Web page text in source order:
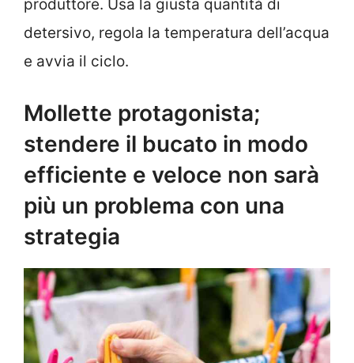
produttore. Usa la giusta quantità di
detersivo, regola la temperatura dell’acqua
e avvia il ciclo.
Mollette protagonista;
stendere il bucato in modo
efficiente e veloce non sarà
più un problema con una
strategia